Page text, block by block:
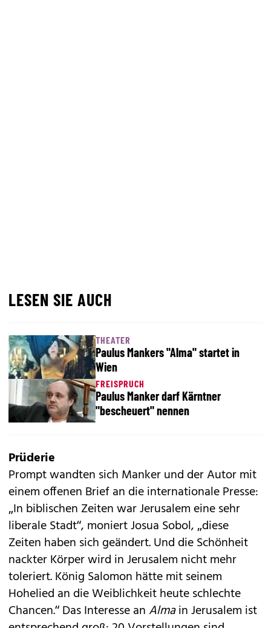
LESEN SIE AUCH
THEATER
Paulus Mankers "Alma" startet in
Wien
FREISPRUCH
Paulus Manker darf Kärntner
"bescheuert" nennen
Prüderie
Prompt wandten sich Manker und der Autor mit
einem offenen Brief an die internationale Presse:
„In biblischen Zeiten war Jerusalem eine sehr
liberale Stadt“, moniert Josua Sobol, „diese
Zeiten haben sich geändert. Und die Schönheit
nackter Körper wird in Jerusalem nicht mehr
toleriert. König Salomon hätte mit seinem
Hohelied an die Weiblichkeit heute schlechte
Chancen.“ Das Interesse an Almain Jerusalem ist